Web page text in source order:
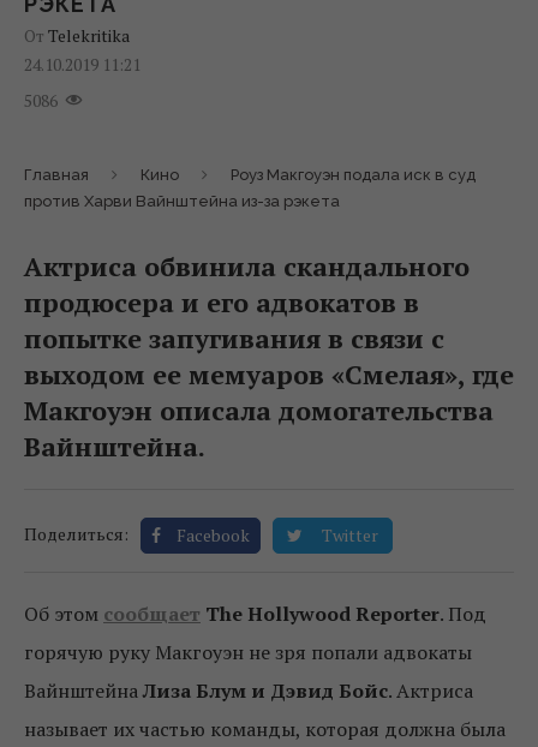
От Telekritika
24.10.2019 11:21
5086
Главная Кино
Роуз Макгоуэн подала иск в суд
против Харви Вайнштейна из-за рэкета
Актриса обвинила скандального
продюсера и его адвокатов в
попытке запугивания в связи с
выходом ее мемуаров «Смелая», где
Макгоуэн описала домогательства
Вайнштейна.
Поделиться: Facebook Twitter
Об этом сообщает The Hollywood Reporter. Под
горячую руку Макгоуэн не зря попали адвокаты
ВайнштейнаЛиза Блум и Дэвид Бойс. Актриса
называет их частью команды, которая должна была